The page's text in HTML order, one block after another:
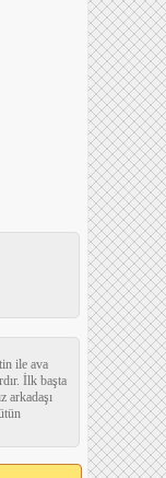
ile ava
İlk başta
arkadaşı